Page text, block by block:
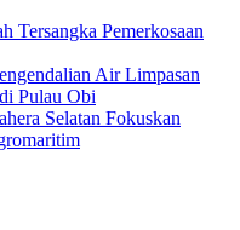
Tersangka Pemerkosaan
Air Limpasan
Pulau Obi
Selatan Fokuskan